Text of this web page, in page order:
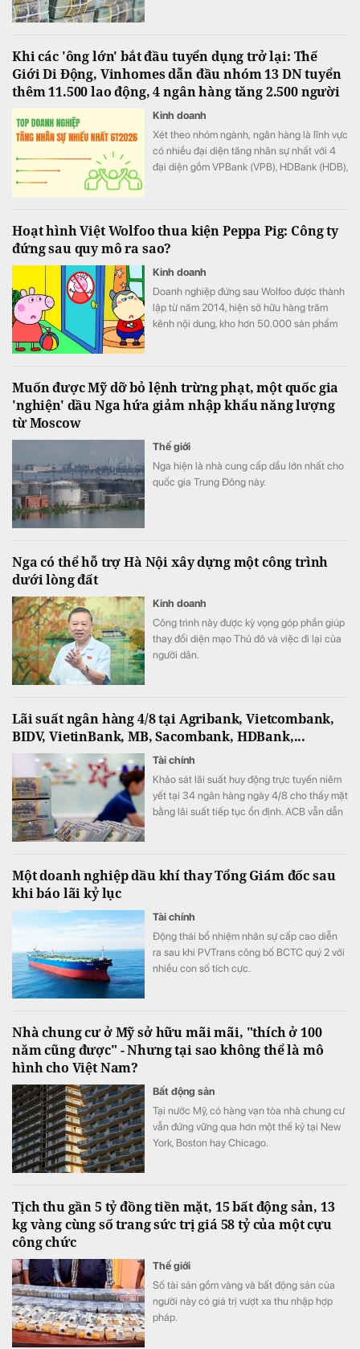
Khi các 'ông lớn' bắt đầu tuyển dụng trở lại: Thế
Giới Di Động, Vinhomes dẫn đầu nhóm 13 DN tuyển
thêm 11.500 lao động, 4 ngân hàng tăng 2.500 người
Kinh doanh
Xét theo nhóm ngành, ngân hàng là lĩnh vực
có nhiều đại diện tăng nhân sự nhất với 4
đại diện gồm VPBank (VPB), HDBank (HDB),
Hoạt hình Việt Wolfoo thua kiện Peppa Pig: Công ty
đứng sau quy mô ra sao?
Kinh doanh
Doanh nghiệp đứng sau Wolfoo được thành
lập từ năm 2014, hiện sở hữu hàng trăm
kênh nội dung, kho hơn 50.000 sản phẩm
Muốn được Mỹ dỡ bỏ lệnh trừng phạt, một quốc gia
'nghiện' dầu Nga hứa giảm nhập khẩu năng lượng
từ Moscow
Thế giới
Nga hiện là nhà cung cấp dầu lớn nhất cho
quốc gia Trung Đông này.
Nga có thể hỗ trợ Hà Nội xây dựng một công trình
dưới lòng đất
Kinh doanh
Công trình này được kỳ vọng góp phần giúp
thay đổi diện mạo Thủ đô và việc đi lại của
người dân.
Lãi suất ngân hàng 4/8 tại Agribank, Vietcombank,
BIDV, VietinBank, MB, Sacombank, HDBank,...
Tài chính
Khảo sát lãi suất huy động trực tuyến niêm
yết tại 34 ngân hàng ngày 4/8 cho thấy mặt
bằng lãi suất tiếp tục ổn định. ACB vẫn dẫn
Một doanh nghiệp dầu khí thay Tổng Giám đốc sau
khi báo lãi kỷ lục
Tài chính
Động thái bổ nhiệm nhân sự cấp cao diễn
ra sau khi PVTrans công bố BCTC quý 2 với
nhiều con số tích cực.
Nhà chung cư ở Mỹ sở hữu mãi mãi, "thích ở 100
năm cũng được" - Nhưng tại sao không thể là mô
hình cho Việt Nam?
Bất động sản
Tại nước Mỹ, có hàng vạn tòa nhà chung cư
vẫn đứng vững qua hơn một thế kỷ tại New
York, Boston hay Chicago.
Tịch thu gần 5 tỷ đồng tiền mặt, 15 bất động sản, 13
kg vàng cùng số trang sức trị giá 58 tỷ của một cựu
công chức
Thế giới
Số tài sản gồm vàng và bất động sản của
người này có giá trị vượt xa thu nhập hợp
pháp.